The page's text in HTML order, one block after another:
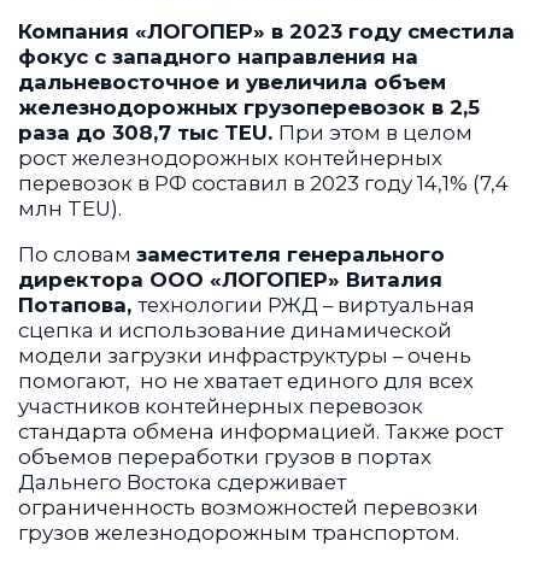
Компания «ЛОГОПЕР» в 2023 году сместила
фокус с западного направления на
дальневосточное и увеличила объем
железнодорожных грузоперевозок в 2,5
раза до 308,7 тыс TEU. При этом в целом
рост железнодорожных контейнерных
перевозок в РФ составил в 2023 году 14,1% (7,4
млн TEU).
По словам заместителя генерального
директора ООО «ЛОГОПЕР» Виталия
Потапова, технологии РЖД – виртуальная
сцепка и использование динамической
модели загрузки инфраструктуры – очень
помогают, но не хватает единого для всех
участников контейнерных перевозок
стандарта обмена информацией. Также рост
объемов переработки грузов в портах
Дальнего Востока сдерживает
ограниченность возможностей перевозки
грузов железнодорожным транспортом.